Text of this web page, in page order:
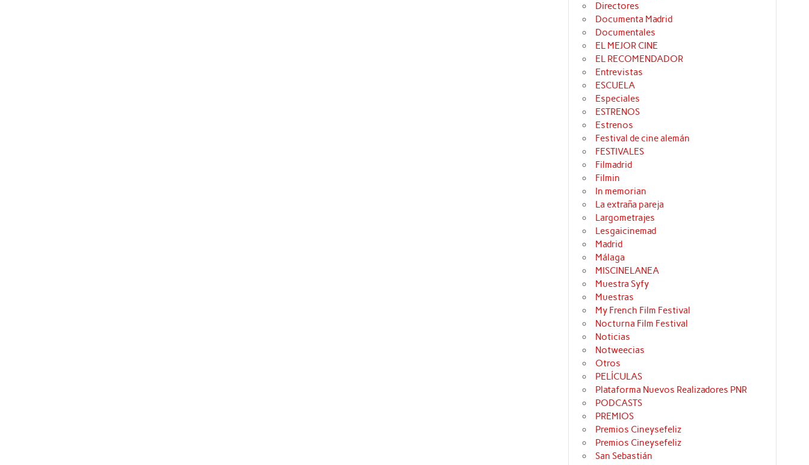
Directores
Documenta Madrid
Documentales
EL MEJOR CINE
EL RECOMENDADOR
Entrevistas
ESCUELA
Especiales
ESTRENOS
Estrenos
Festival de cine alemán
FESTIVALES
Filmadrid
Filmin
In memorian
La extraña pareja
Largometrajes
Lesgaicinemad
Madrid
Málaga
MISCINELANEA
Muestra Syfy
Muestras
My French Film Festival
Nocturna Film Festival
Noticias
Notweecias
Otros
PELÍCULAS
Plataforma Nuevos Realizadores PNR
PODCASTS
PREMIOS
Premios Cineysefeliz
Premios Cineysefeliz
San Sebastián